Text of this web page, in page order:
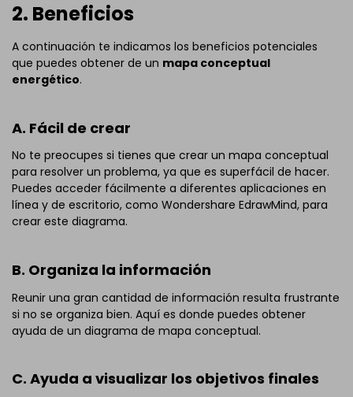
2. Beneficios
A continuación te indicamos los beneficios potenciales
que puedes obtener de un mapa conceptual
energético.
A. Fácil de crear
No te preocupes si tienes que crear un mapa conceptual
para resolver un problema, ya que es superfácil de hacer.
Puedes acceder fácilmente a diferentes aplicaciones en
línea y de escritorio, como Wondershare EdrawMind, para
crear este diagrama.
B. Organiza la información
Reunir una gran cantidad de información resulta frustrante
si no se organiza bien. Aquí es donde puedes obtener
ayuda de un diagrama de mapa conceptual.
C. Ayuda a visualizar los objetivos finales